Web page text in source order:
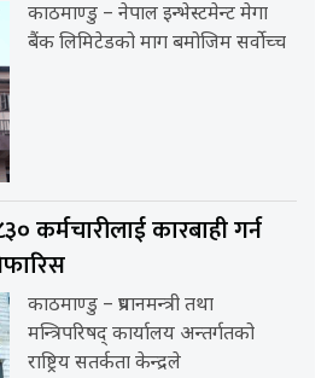
काठमाण्डु – नेपाल इन्भेस्टमेन्ट मेगा
बैंक लिमिटेडको माग बमोजिम सर्वोच्च
कर्मचारीलाई कारबाही गर्न
काठमाण्डु – प्रधानमन्त्री तथा
मन्त्रिपरिषद् कार्यालय अन्तर्गतको
राष्ट्रिय सतर्कता केन्द्रले